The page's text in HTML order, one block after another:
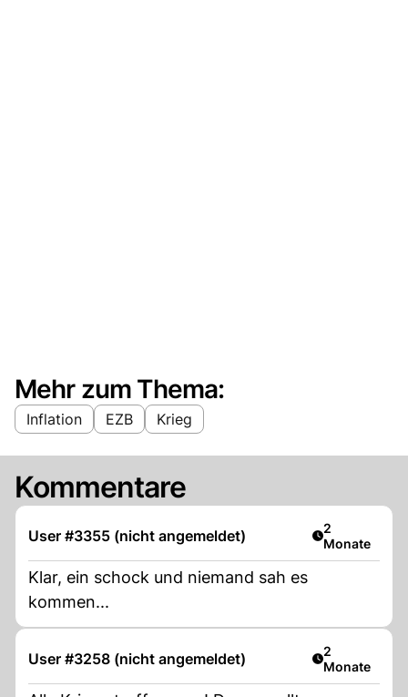
Mehr zum Thema:
Inflation EZB Krieg
Kommentare
User #3355 (nicht angemeldet) Artikel
2
Monate
Klar, ein schock und niemand sah es
kommen...
User #3258 (nicht angemeldet) Artikel
2
Monate